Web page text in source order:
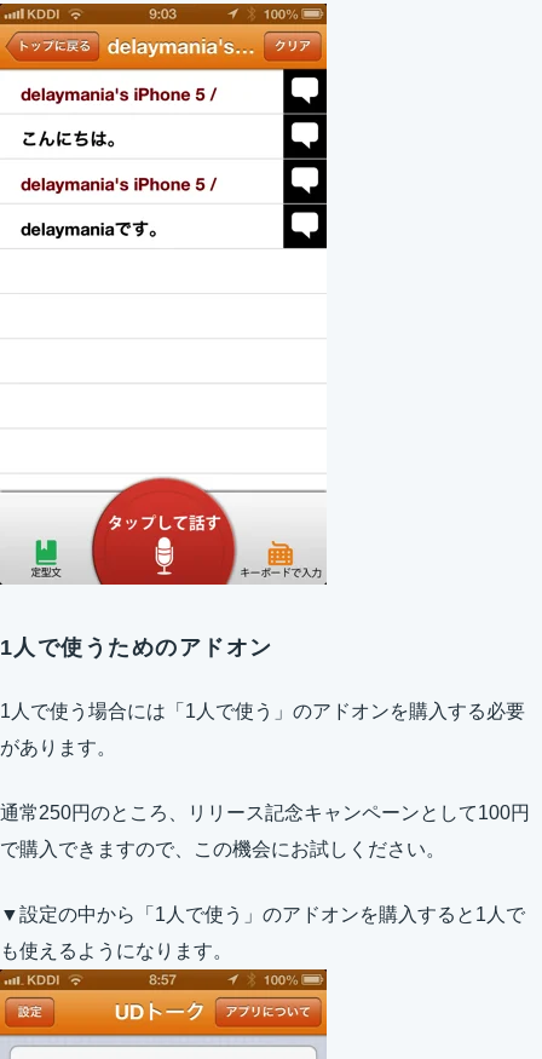
1人で使うためのアドオン
1人で使う場合には「1人で使う」のアドオンを購入する必要
があります。
通常250円のところ、リリース記念キャンペーンとして100円
で購入できますので、この機会にお試しください。
▼設定の中から「1人で使う」のアドオンを購入すると1人で
も使えるようになります。